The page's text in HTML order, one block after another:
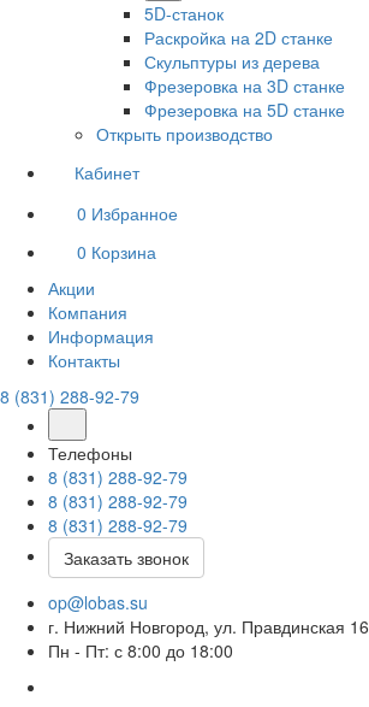
5D-станок
Раскройка на 2D станке
Скульптуры из дерева
Фрезеровка на 3D станке
Фрезеровка на 5D станке
Открыть производство
Кабинет
0 Избранное
0 Корзина
Акции
Компания
Информация
Контакты
8 (831) 288-92-79
Телефоны
8 (831) 288-92-79
8 (831) 288-92-79
8 (831) 288-92-79
Заказать звонок
op@lobas.su
г. Нижний Новгород, ул. Правдинская 16
Пн - Пт: с 8:00 до 18:00